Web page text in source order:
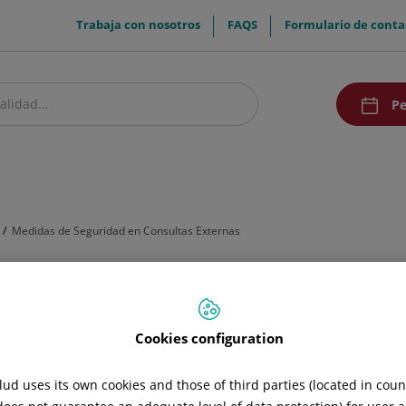
menuTop
Trabaja con nosotros FAQS Formulario de
Medidas de Seguridad en Consultas Externas
Externas
Cookies configuration
uses its own cookies and those of third parties (located in